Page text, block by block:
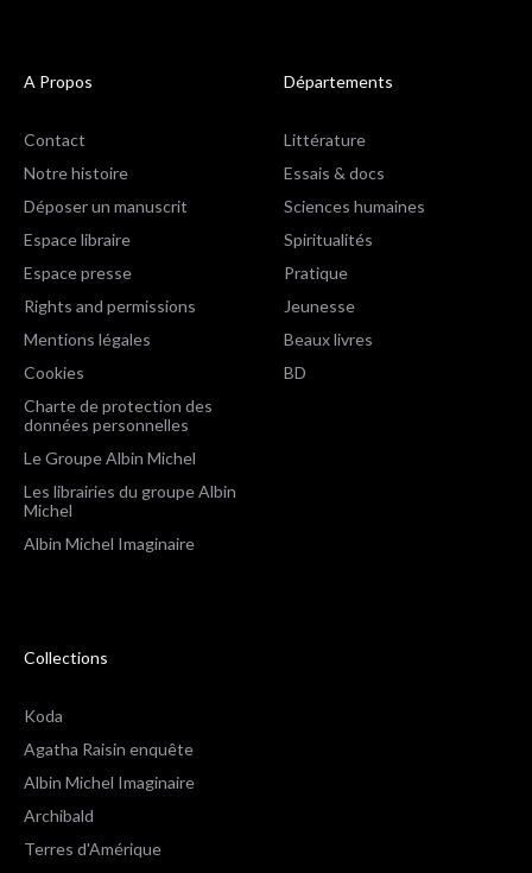
A Propos
Contact
Notre histoire
Déposer un manuscrit
Espace libraire
Espace presse
Rights and permissions
Mentions légales
Cookies
Charte de protection des
données personnelles
Le Groupe Albin Michel
Les librairies du groupe Albin
Michel
Albin Michel Imaginaire
Départements
Littérature
Essais & docs
Sciences humaines
Spiritualités
Pratique
Jeunesse
Beaux livres
BD
Collections
Koda
Agatha Raisin enquête
Albin Michel Imaginaire
Archibald
Terres d'Amérique